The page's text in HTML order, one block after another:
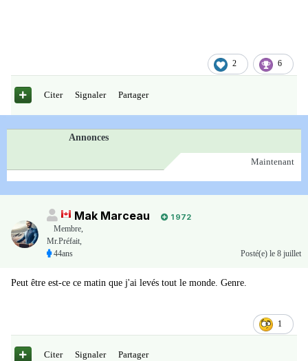
2 6
Citer Signaler Partager
Annonces
Maintenant
Mak Marceau
1 972
Membre
Mr.Préfait,
44ans
Posté(e) le 8 juillet
Peut être est-ce ce matin que j'ai levés tout le monde. Genre.
1
Citer Signaler Partager